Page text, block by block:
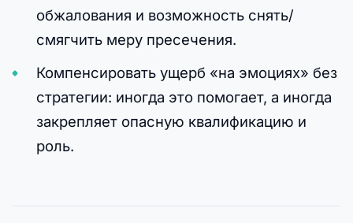
обжалования и возможность снять/
смягчить меру пресечения.
Компенсировать ущерб «на эмоциях» без
стратегии: иногда это помогает, а иногда
закрепляет опасную квалификацию и
роль.